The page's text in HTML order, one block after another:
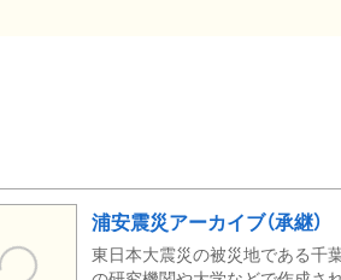
浦安震災アーカイブ（承継）
東日本大震災の被災地である千